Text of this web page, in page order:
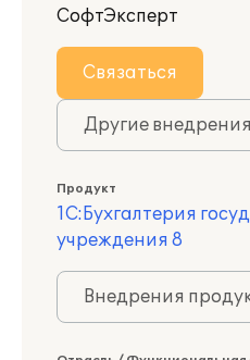
СофтЭксперт
Связаться
Другие
Продукт
1С:Бухгалтерия
учреждения 8
Внедрения